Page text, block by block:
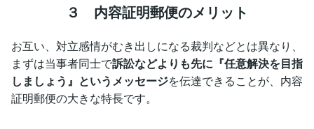
３ 内容証明郵便のメリット
お互い、対立感情がむき出しになる裁判などとは異なり、
まずは当事者同士で訴訟などよりも先に『任意解決を目指
しましょう』というメッセージを伝達できることが、内容
証明郵便の大きな特長です。